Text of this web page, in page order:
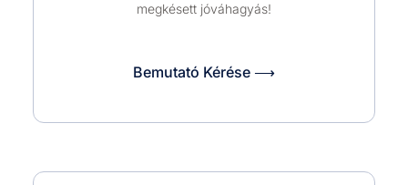
megkésett jóváhagyás!
Bemutató Kérése ⟶